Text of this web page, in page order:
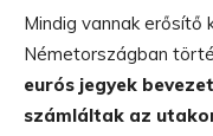
Mindig vannak erősítő
Németországban
eurós jegyek
számláltak az